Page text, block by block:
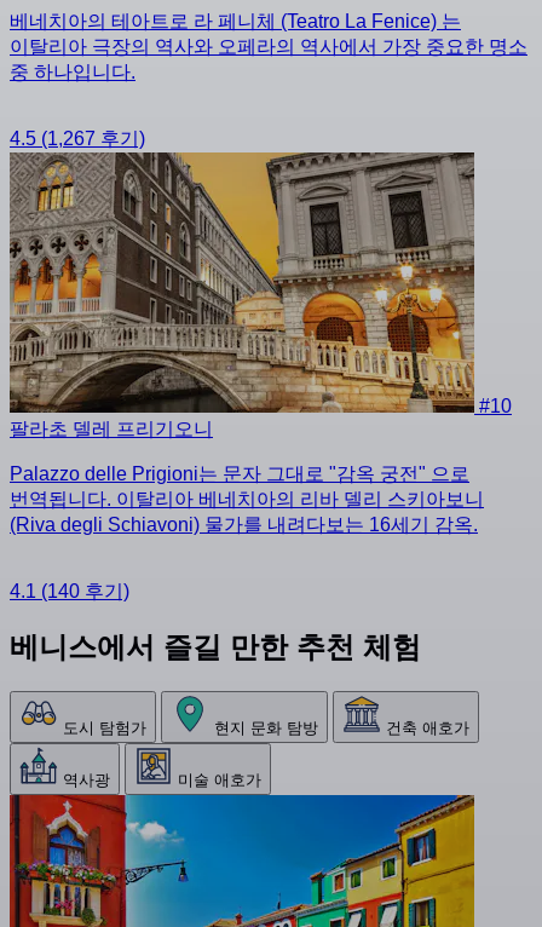
베네치아의 테아트로 라 페니체 (Teatro La Fenice) 는
이탈리아 극장의 역사와 오페라의 역사에서 가장 중요한 명소
중 하나입니다.
4.5 (1,267 후기)
#10
팔라초 델레 프리기오니
Palazzo delle Prigioni는 문자 그대로 "감옥 궁전" 으로
번역됩니다. 이탈리아 베네치아의 리바 델리 스키아보니
(Riva degli Schiavoni) 물가를 내려다보는 16세기 감옥.
4.1 (140 후기)
베니스에서 즐길 만한 추천 체험
도시 탐험가 현지 문화 탐방 건축 애호가
역사광 미술 애호가